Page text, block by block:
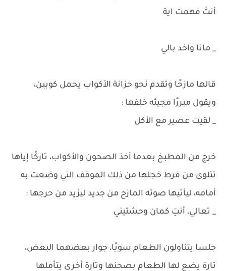
أنتَ فهمت اية
_ مانا واخد بالي
قالها مازحًا وتقدم نحو حزانة الأكواب يحمل كوبين،
ويقول مبررًا مجيئه خلفها :
_ لقيت عصير مع الأكل
خرج من المطبخ بعدما أخذ الصحون والأكواب، تاركًا إياها
تتلوى من فرط خجلها من ذلك الموقف التي وضعت به
أمامه، ليأتيها صوته المازح من جديد ليزيد من حرجها :
_ تعالي، أنتِ كمان وحشتيني
جلسا يتناولون الطعام سويًا، جوار بعضهما البعض،
تارة يضع لها الطعام بصحنها وتارة أخرى يتأملها